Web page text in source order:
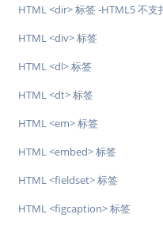
HTML <dir> 标签 -HTML5 不支
HTML <div> 标签
HTML <dl> 标签
HTML <dt> 标签
HTML <em> 标签
HTML <embed> 标签
HTML <fieldset> 标签
HTML <figcaption> 标签